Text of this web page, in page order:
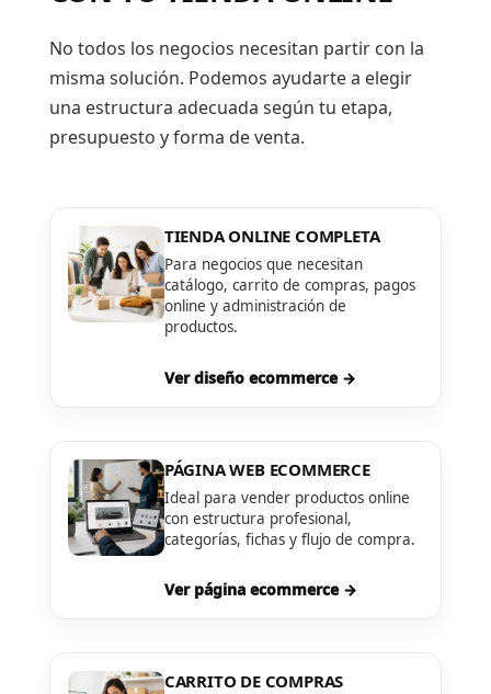
No todos los negocios necesitan partir con la
misma solución. Podemos ayudarte a elegir
una estructura adecuada según tu etapa,
presupuesto y forma de venta.
TIENDA ONLINE COMPLETA
Para negocios que necesitan
catálogo, carrito de compras, pagos
online y administración de
productos.
Ver diseño ecommerce →
PÁGINA WEB ECOMMERCE
Ideal para vender productos online
con estructura profesional,
categorías, fichas y flujo de compra.
Ver página ecommerce →
CARRITO DE COMPRAS